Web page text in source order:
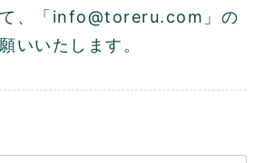
て、「info@toreru.com」の
いいたします。